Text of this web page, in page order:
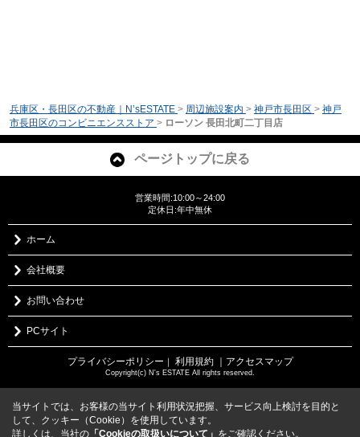
兵庫区・長田区の不動産｜N’sESTATE > 周辺施設案内 > 神戸市長田区 > 神戸
市長田区のコンビニエンスストア > ローソン 長田北町二丁目店
ページトップに戻る
営業時間:10:00～24:00
定休日:年中無休
ホーム
会社概要
お問い合わせ
PCサイト
プライバシーポリシー ｜ 利用規約 ｜アクセスマップ
Copyright(c) N's ESTATE All rights reserved.
当サイトでは、お客様の当サイト利用状況把握、サービス向上検討を目的と
して、クッキー（Cookie）を使用しています。
詳しくは、当社の 「Cookieの取扱いについて」 をご確認ください。